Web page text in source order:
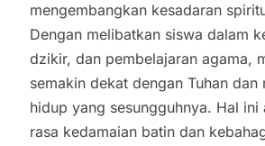
mengembangkan kesadaran
Dengan melibatkan siswa dalam
dzikir, dan pembelajaran agama,
semakin dekat dengan Tuhan dan
hidup yang sesungguhnya. Hal ini
rasa kedamaian batin dan